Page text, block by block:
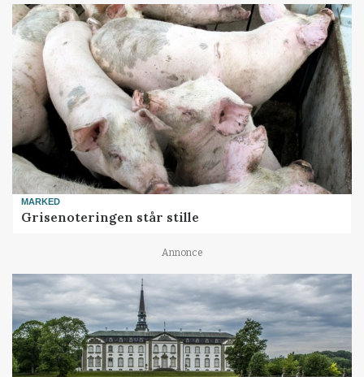
MARKED
Grisenoteringen står stille
Annonce